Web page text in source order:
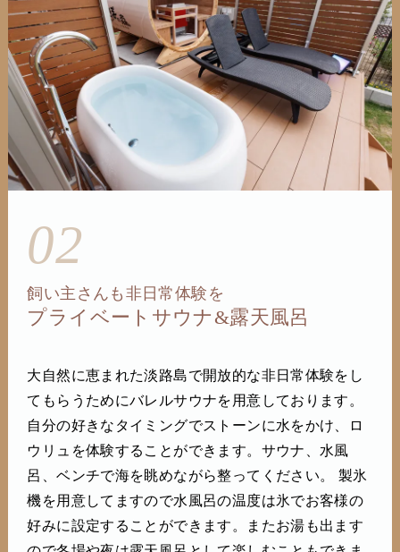
02
飼い主さんも非日常体験を
プライベートサウナ&露天風呂
大自然に恵まれた淡路島で開放的な非日常体験をし
てもらうためにバレルサウナを用意しております。
自分の好きなタイミングでストーンに水をかけ、ロ
ウリュを体験することができます。サウナ、水風
呂、ベンチで海を眺めながら整ってください。 製氷
機を用意してますので水風呂の温度は氷でお客様の
好みに設定することができます。またお湯も出ます